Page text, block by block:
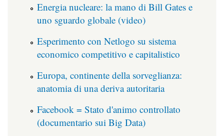
Energia nucleare: la mano di Bill Gates e
uno sguardo globale (video)
Esperimento con Netlogo su sistema
economico competitivo e capitalistico
Europa, continente della sorveglianza:
anatomia di una deriva autoritaria
Facebook = Stato d'animo controllato
(documentario sui Big Data)